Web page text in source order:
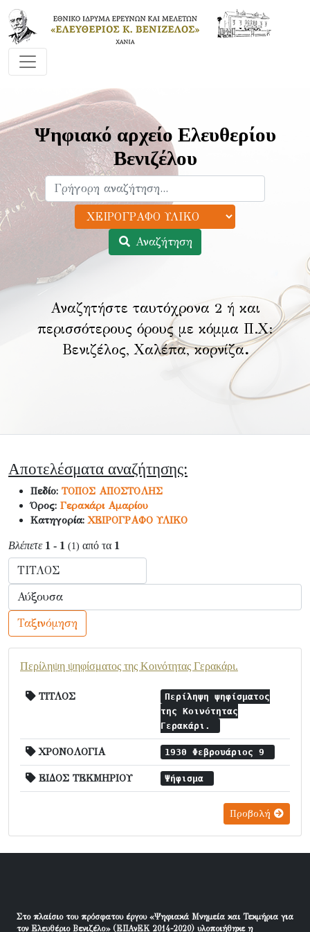
Ψηφιακό αρχείο Ελευθερίου
Βενιζέλου
Αναζήτηση
Αναζητήστε ταυτόχρονα 2 ή και
περισσότερους όρους με κόμμα Π.Χ:
Βενιζέλος, Χαλέπα, κορνίζα.
Αποτελέσματα αναζήτησης:
Πεδίο: ΤΟΠΟΣ ΑΠΟΣΤΟΛΗΣ
Όρος: Γερακάρι Αμαρίου
Κατηγορία:ΧΕΙΡΟΓΡΑΦΟ ΥΛΙΚΟ
Βλέπετε 1 - 1 (1) από τα 1
Ταξινόμηση
Περίληψη ψηφίσματος της Κοινότητας Γερακάρι.
ΤΙΤΛΟΣ
Περίληψη ψηφίσματος
της Κοινότητας
Γερακάρι.
ΧΡΟΝΟΛΟΓΙΑ 1930 Φεβρουάριος 9
ΕΙΔΟΣ ΤΕΚΜΗΡΙΟΥ Ψήφισμα
Προβολή
Στο πλαίσιο του πρόσφατου έργου «Ψηφιακά Μνημεία και Τεκμήρια για
τον Ελευθέριο Βενιζέλο» (ΕΠΑνΕΚ 2014-2020) υλοποιήθηκε η